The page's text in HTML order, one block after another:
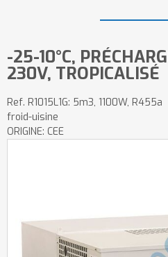
-25-10°C,
230V, TROPICALISÉ
Ref. R1015L1G: 5m3, 1100W, R455a
froid-uisine
ORIGINE: CEE